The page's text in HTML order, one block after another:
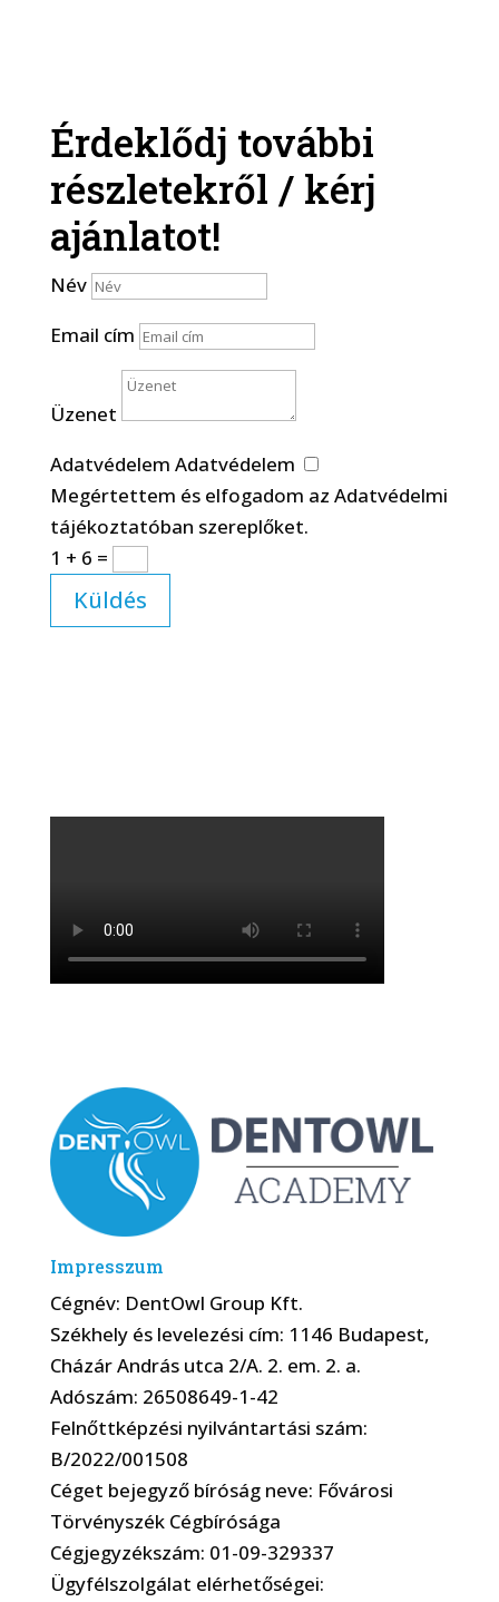
Érdeklődj további
részletekről / kérj
ajánlatot!
Név
Email cím
Üzenet
Adatvédelem Adatvédelem
Megértettem és elfogadom az Adatvédelmi
tájékoztatóban szereplőket.
1 + 6 =
Küldés
Impresszum
Cégnév: DentOwl Group Kft.
Székhely és levelezési cím: 1146 Budapest,
Cházár András utca 2/A. 2. em. 2. a.
Adószám: 26508649-1-42
Felnőttképzési nyilvántartási szám:
B/2022/001508
Céget bejegyző bíróság neve: Fővárosi
Törvényszék Cégbírósága
Cégjegyzékszám: 01-09-329337
Ügyfélszolgálat elérhetőségei: